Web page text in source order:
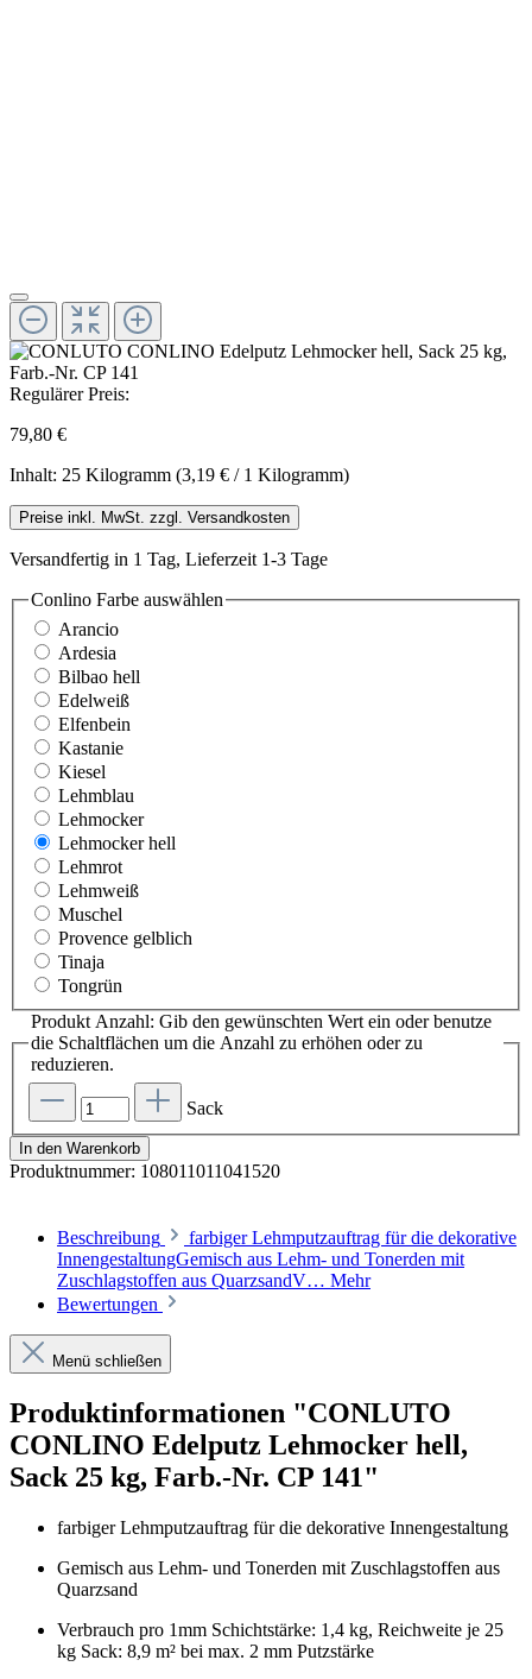
Regulärer Preis:
79,80 €
Inhalt: 25 Kilogramm (3,19 € / 1 Kilogramm)
Preise inkl. MwSt. zzgl. Versandkosten
Versandfertig in 1 Tag, Lieferzeit 1-3 Tage
Conlino Farbe auswählen
Arancio
Ardesia
Bilbao hell
Edelweiß
Elfenbein
Kastanie
Kiesel
Lehmblau
Lehmocker
Lehmocker hell
Lehmrot
Lehmweiß
Muschel
Provence gelblich
Tinaja
Tongrün
Produkt Anzahl: Gib den gewünschten Wert ein oder benutze
die Schaltflächen um die Anzahl zu erhöhen oder zu
reduzieren.
Sack
In den Warenkorb
Produktnummer: 108011011041520
Beschreibung
farbiger Lehmputzauftrag für die dekorative
InnengestaltungGemisch aus Lehm- und Tonerden mit
Zuschlagstoffen aus QuarzsandV… Mehr
Bewertungen
Menü schließen
Produktinformationen "CONLUTO
CONLINO Edelputz Lehmocker hell,
Sack 25 kg, Farb.-Nr. CP 141"
farbiger Lehmputzauftrag für die dekorative Innengestaltung
Gemisch aus Lehm- und Tonerden mit Zuschlagstoffen aus
Quarzsand
Verbrauch pro 1mm Schichtstärke: 1,4 kg, Reichweite je 25
kg Sack: 8,9 m² bei max. 2 mm Putzstärke